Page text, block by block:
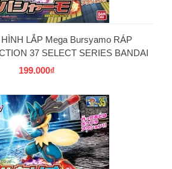
LẮP Mega Bursyamo RÁP
37 SELECT SERIES BANDAI
199.000₫